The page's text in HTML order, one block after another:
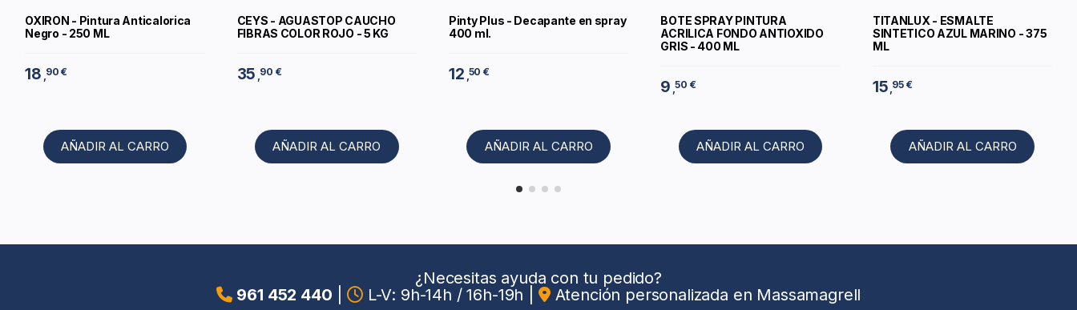
OXIRON - Pintura Anticalorica
Negro - 250 ML
18 ,90 €
AÑADIR AL CARRO
CEYS - AGUASTOP CAUCHO
FIBRAS COLOR ROJO - 5 KG
35 ,90 €
AÑADIR AL CARRO
Pinty Plus - Decapante en spray
400 ml.
12 ,50 €
AÑADIR AL CARRO
BOTE SPRAY PINTURA
ACRILICA FONDO ANTIOXIDO
GRIS - 400 ML
9 ,50 €
AÑADIR AL CARRO
TITANLUX - ESMALTE
SINTETICO AZUL MARINO - 375
ML
15 ,95 €
AÑADIR AL CARRO
¿Necesitas ayuda con tu pedido?
961 452 440
L-V: 9h-14h / 16h-19h Atención personalizada en Massamagrell